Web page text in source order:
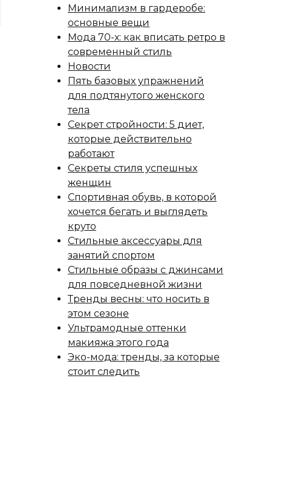
Минимализм в гардеробе:
основные вещи
Мода 70-х: как вписать ретро в
современный стиль
Новости
Пять базовых упражнений
для подтянутого женского
тела
Секрет стройности: 5 диет,
которые действительно
работают
Секреты стиля успешных
женщин
Спортивная обувь, в которой
хочется бегать и выглядеть
круто
Стильные аксессуары для
занятий спортом
Стильные образы с джинсами
для повседневной жизни
Тренды весны: что носить в
этом сезоне
Ультрамодные оттенки
макияжа этого года
Эко-мода: тренды, за которые
стоит следить